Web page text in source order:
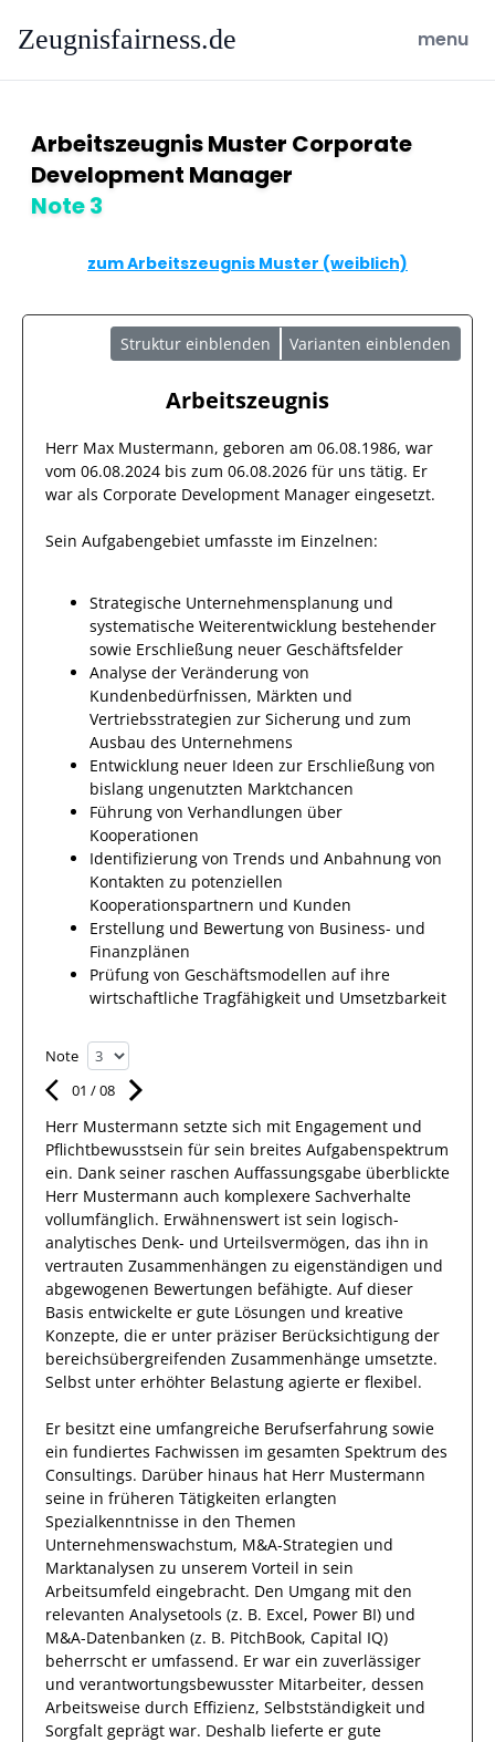
Zeugnisfairness.de open
menu
Arbeitszeugnis Muster Corporate
Development Manager
Note 3
zum Arbeitszeugnis Muster (weiblich)
Struktur einblenden Varianten einblenden
Arbeitszeugnis
Herr Max Mustermann, geboren am 06.08.1986, war
vom 06.08.2024 bis zum 06.08.2026 für uns tätig. Er
war als Corporate Development Manager eingesetzt.
Sein Aufgabengebiet umfasste im Einzelnen:
Strategische Unternehmensplanung und
systematische Weiterentwicklung bestehender
sowie Erschließung neuer Geschäftsfelder
Analyse der Veränderung von
Kundenbedürfnissen, Märkten und
Vertriebsstrategien zur Sicherung und zum
Ausbau des Unternehmens
Entwicklung neuer Ideen zur Erschließung von
bislang ungenutzten Marktchancen
Führung von Verhandlungen über
Kooperationen
Identifizierung von Trends und Anbahnung von
Kontakten zu potenziellen
Kooperationspartnern und Kunden
Erstellung und Bewertung von Business- und
Finanzplänen
Prüfung von Geschäftsmodellen auf ihre
wirtschaftliche Tragfähigkeit und Umsetzbarkeit
Note
01 /08
Herr Mustermann setzte sich mit Engagement und
Pflichtbewusstsein für sein breites Aufgabenspektrum
ein. Dank seiner raschen Auffassungsgabe überblickte
Herr Mustermann auch komplexere Sachverhalte
vollumfänglich. Erwähnenswert ist sein logisch-
analytisches Denk- und Urteilsvermögen, das ihn in
vertrauten Zusammenhängen zu eigenständigen und
abgewogenen Bewertungen befähigte. Auf dieser
Basis entwickelte er gute Lösungen und kreative
Konzepte, die er unter präziser Berücksichtigung der
bereichsübergreifenden Zusammenhänge umsetzte.
Selbst unter erhöhter Belastung agierte er flexibel.
Er besitzt eine umfangreiche Berufserfahrung sowie
ein fundiertes Fachwissen im gesamten Spektrum des
Consultings. Darüber hinaus hat Herr Mustermann
seine in früheren Tätigkeiten erlangten
Spezialkenntnisse in den Themen
Unternehmenswachstum, M&A-Strategien und
Marktanalysen zu unserem Vorteil in sein
Arbeitsumfeld eingebracht. Den Umgang mit den
relevanten Analysetools (z. B. Excel, Power BI) und
M&A-Datenbanken (z. B. PitchBook, Capital IQ)
beherrscht er umfassend. Er war ein zuverlässiger
und verantwortungsbewusster Mitarbeiter, dessen
Arbeitsweise durch Effizienz, Selbstständigkeit und
Sorgfalt geprägt war. Deshalb lieferte er gute